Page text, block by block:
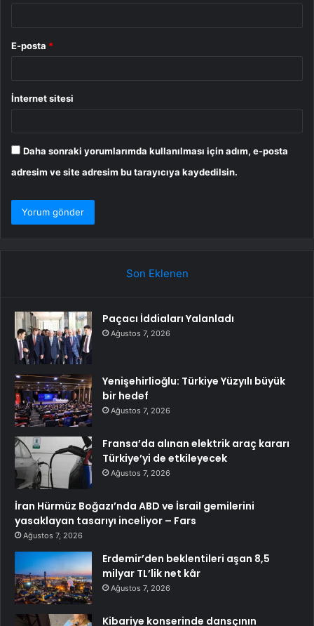
E-posta *
İnternet sitesi
Daha sonraki yorumlarımda kullanılması için adım, e-posta
adresim ve site adresim bu tarayıcıya kaydedilsin.
Son Eklenen
Paçacı İddiaları Yalanladı
Ağustos 7, 2026
Yenişehirlioğlu: Türkiye Yüzyılı büyük
bir hedef
Ağustos 7, 2026
Fransa’da alınan elektrik araç kararı
Türkiye’yi de etkileyecek
Ağustos 7, 2026
İran Hürmüz Boğazı’nda ABD ve İsrail gemilerini
yasaklayan tasarıyı inceliyor – Fars
Ağustos 7, 2026
Erdemir’den beklentileri aşan 8,5
milyar TL’lik net kâr
Ağustos 7, 2026
Kibariye konserinde dansçının